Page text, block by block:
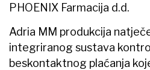
PHOENIX Farmacija d.d.
Adria MM produkcija
integriranog sustava
beskontaktnog plaćanja